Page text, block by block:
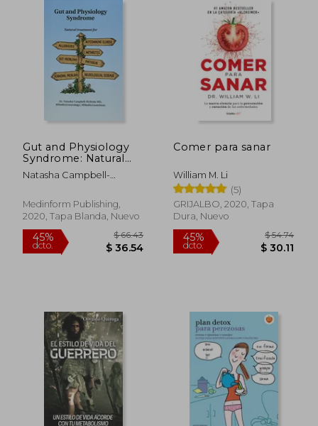
45%
dcto. $ 30.18
45%
dcto.
Gut and Physiology
Syndrome: Natural
Treatment for
Allergies,
Arthritis, gut
Problems, Fatigue,
Neurological Disease
and More (en Inglés)
Natasha Campbell-
Medinform Publishing,
2020, Tapa Blanda, Nuevo
Comer para sanar
William M. Li
(5)
GRIJALBO, 2020, Tapa
Dura, Nuevo